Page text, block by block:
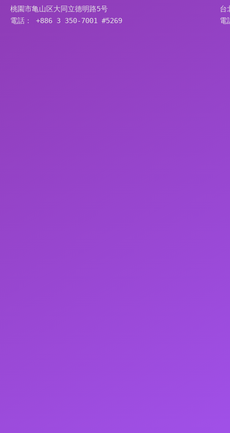
桃園市亀山区大同立德明路5号
電話： +886 3 350-7001 #5269
台
電